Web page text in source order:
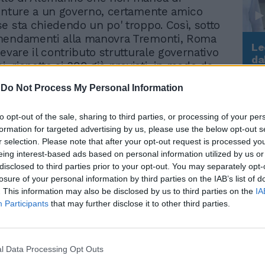
Do Not Process My Personal Information
opt-out of the sale, sharing to third parties, or processing of your
for targeted advertising by us, please use the below opt-out
selection. Please note that after your opt-out request is processed
interest-based ads based on personal information utilized by us
to third parties prior to your opt-out. You may separately
of your personal information by third parties on the IAB’s list of
This information may also be disclosed by us to third parties on the
Participants that may further disclose it to other third parties.
Data Processing Opt Outs
a un governo, certamente amico
sta chiedendo un po' troppo. Così, sotto
alla manovra Tremonti, Roma
il contributo strutturale governativo
rispetto ai 300 già previsti, in modo da
fissato invece allo 0,4%). Trovata
potrebbe essere sostituita
del biglietto dei musei e dalla
del 20% dell'Iva nelle casse del Comune.
a favore dei Municipi e dei
«Siamo d'accordo a ridurre
10% e io per primo lo farò - dice il
come verrà applicato a tutti i dirigenti
all'ulteriore riduzione dell'indennità dei
che arriverebbero a percepire
di mille euro al mese, e alla
Rudy Giuliani a Come States?
Trump, Meloni e la strategia
americana